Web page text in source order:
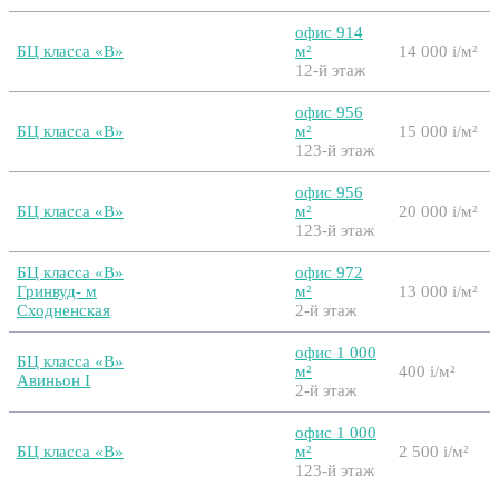
БЦ класса «B»
офис 914
м²
12-й этаж
14 000 i/м²
БЦ класса «B»
офис 956
м²
123-й этаж
15 000 i/м²
БЦ класса «B»
офис 956
м²
123-й этаж
20 000 i/м²
БЦ класса «B»
Гринвуд- м
Сходненская
офис 972
м²
2-й этаж
13 000 i/м²
БЦ класса «B»
Авиньон I
офис 1 000
м²
2-й этаж
400 i/м²
БЦ класса «B»
офис 1 000
м²
123-й этаж
2 500 i/м²